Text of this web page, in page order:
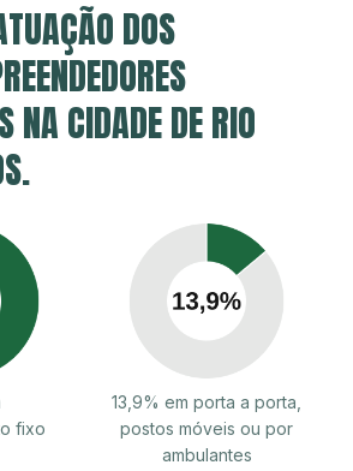
DOS
NA CIDADE DE RIO
fixo
13,9% em porta a porta,
postos móveis ou por
ambulantes